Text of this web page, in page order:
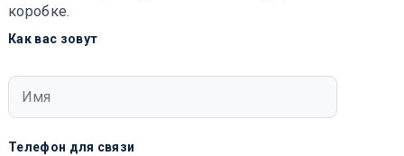
коробке.
Как вас зовут
Телефон для связи